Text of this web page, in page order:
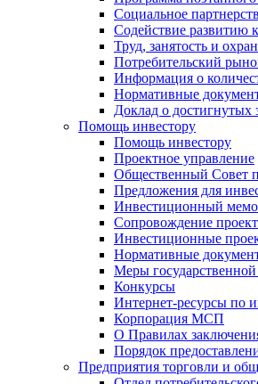
Социальное
Содействие развитию
Труд, занятость и
Потребительский
Информация о
Нормативные
Доклад о достигнутых
Помощь инвестору
Помощь инвестору
Проектное управление
Общественный Совет
Предложения для
Инвестиционный
Сопровождение
Инвестиционные
Нормативные
Меры
Конкурсы
Интернет-ресурсы по
Корпорация МСП
О Правилах
Порядок
Предприятия торговли и